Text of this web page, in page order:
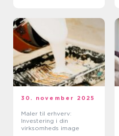
30. november 2025
Maler til erhverv:
Investering i din
virksomheds image